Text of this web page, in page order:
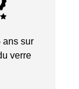
ans sur
verre